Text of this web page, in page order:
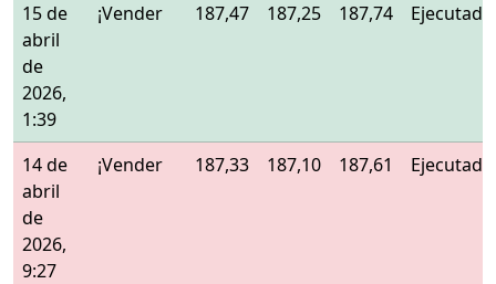
15 de
abril
de
2026,
1:39
¡Vender 187,47 187,25 187,74 Ejecutado
14 de
abril
de
2026,
9:27
¡Vender 187,33 187,10 187,61 Ejecutado